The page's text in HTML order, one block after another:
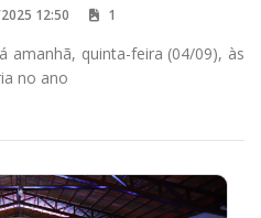
12:50 1
amanhã, quinta-feira (04/09), às
no ano